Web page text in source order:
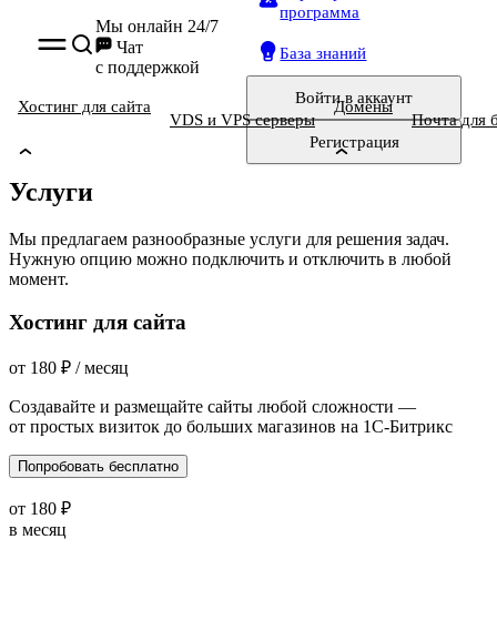
Мы онлайн 24/7
Чат
с поддержкой
программа
База знаний
Войтив аккаунт
Регистрация
Хостинг для сайта
VDS и VPS серверы
Домены
Почта для
Услуги
Мы предлагаем разнообразные услуги для решения задач.
Нужную опцию можно подключить и отключить в любой
момент.
Хостинг для сайта
от 180 ₽ / месяц
Создавайте и размещайте сайты любой сложности —
от простых визиток до больших магазинов на 1С-Битрикс
Попробовать бесплатно
от 180 ₽
в месяц